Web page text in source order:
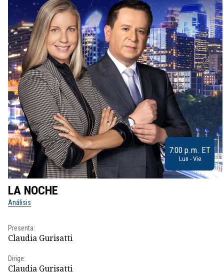
7:00 p.m. ET
Lun - Vie
LA NOCHE
Análisis
Presenta:
Claudia Gurisatti
Dirige:
Claudia Gurisatti